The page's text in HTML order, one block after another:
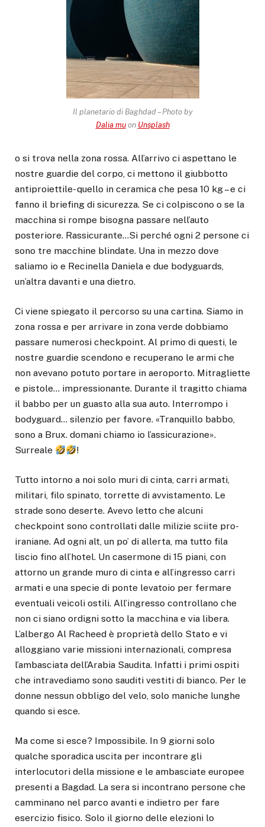
Il planetario di Baghdad – Photo by
Dalia muon Unsplash
o si trova nella zona rossa. All’arrivo ci aspettano le
nostre guardie del corpo, ci mettono il giubbotto
antiproiettile- quello in ceramica che pesa 10 kg – e ci
fanno il briefing di sicurezza. Se ci colpiscono o se la
macchina si rompe bisogna passare nell’auto
posteriore. Rassicurante…Si perché ogni 2 persone ci
sono tre macchine blindate. Una in mezzo dove
saliamo io e Recinella Daniela e due bodyguards,
un’altra davanti e una dietro.
Ci viene spiegato il percorso su una cartina. Siamo in
zona rossa e per arrivare in zona verde dobbiamo
passare numerosi checkpoint. Al primo di questi, le
nostre guardie scendono e recuperano le armi che
non avevano potuto portare in aeroporto. Mitragliette
e pistole… impressionante. Durante il tragitto chiama
il babbo per un guasto alla sua auto. Interrompo i
bodyguard… silenzio per favore. «Tranquillo babbo,
sono a Brux. domani chiamo io l’assicurazione».
Surreale
!
Tutto intorno a noi solo muri di cinta, carri armati,
militari, filo spinato, torrette di avvistamento. Le
strade sono deserte. Avevo letto che alcuni
checkpoint sono controllati dalle milizie sciite pro-
iraniane. Ad ogni alt, un po’ di allerta, ma tutto fila
liscio fino all’hotel. Un casermone di 15 piani, con
attorno un grande muro di cinta e all’ingresso carri
armati e una specie di ponte levatoio per fermare
eventuali veicoli ostili. All’ingresso controllano che
non ci siano ordigni sotto la macchina e via libera.
L’albergo Al Racheed è proprietà dello Stato e vi
alloggiano varie missioni internazionali, compresa
l’ambasciata dell’Arabia Saudita. Infatti i primi ospiti
che intravediamo sono sauditi vestiti di bianco. Per le
donne nessun obbligo del velo, solo maniche lunghe
quando si esce.
Ma come si esce? Impossibile. In 9 giorni solo
qualche sporadica uscita per incontrare gli
interlocutori della missione e le ambasciate europee
presenti a Bagdad. La sera si incontrano persone che
camminano nel parco avanti e indietro per fare
esercizio fisico. Solo il giorno delle elezioni lo